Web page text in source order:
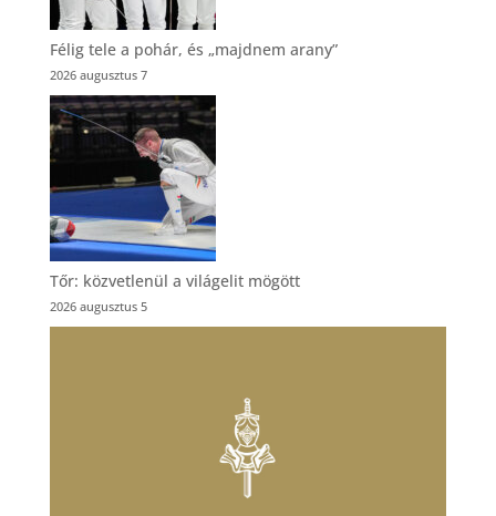
Félig tele a pohár, és „majdnem arany”
2026 augusztus 7
Tőr: közvetlenül a világelit mögött
2026 augusztus 5